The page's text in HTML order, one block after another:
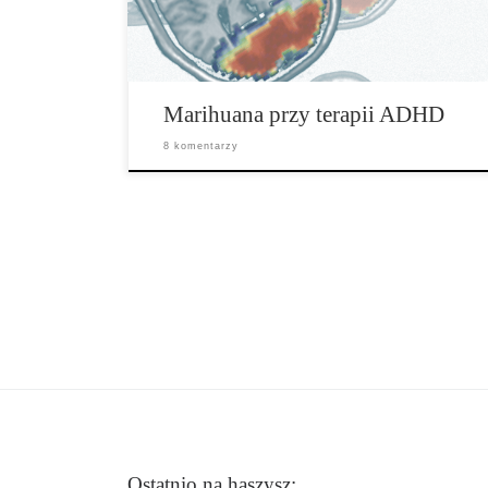
choroby są problemy z koncentracją, zarówno
niepokój wewnętrzny jak i […]
Marihuana przy terapii ADHD
8 komentarzy